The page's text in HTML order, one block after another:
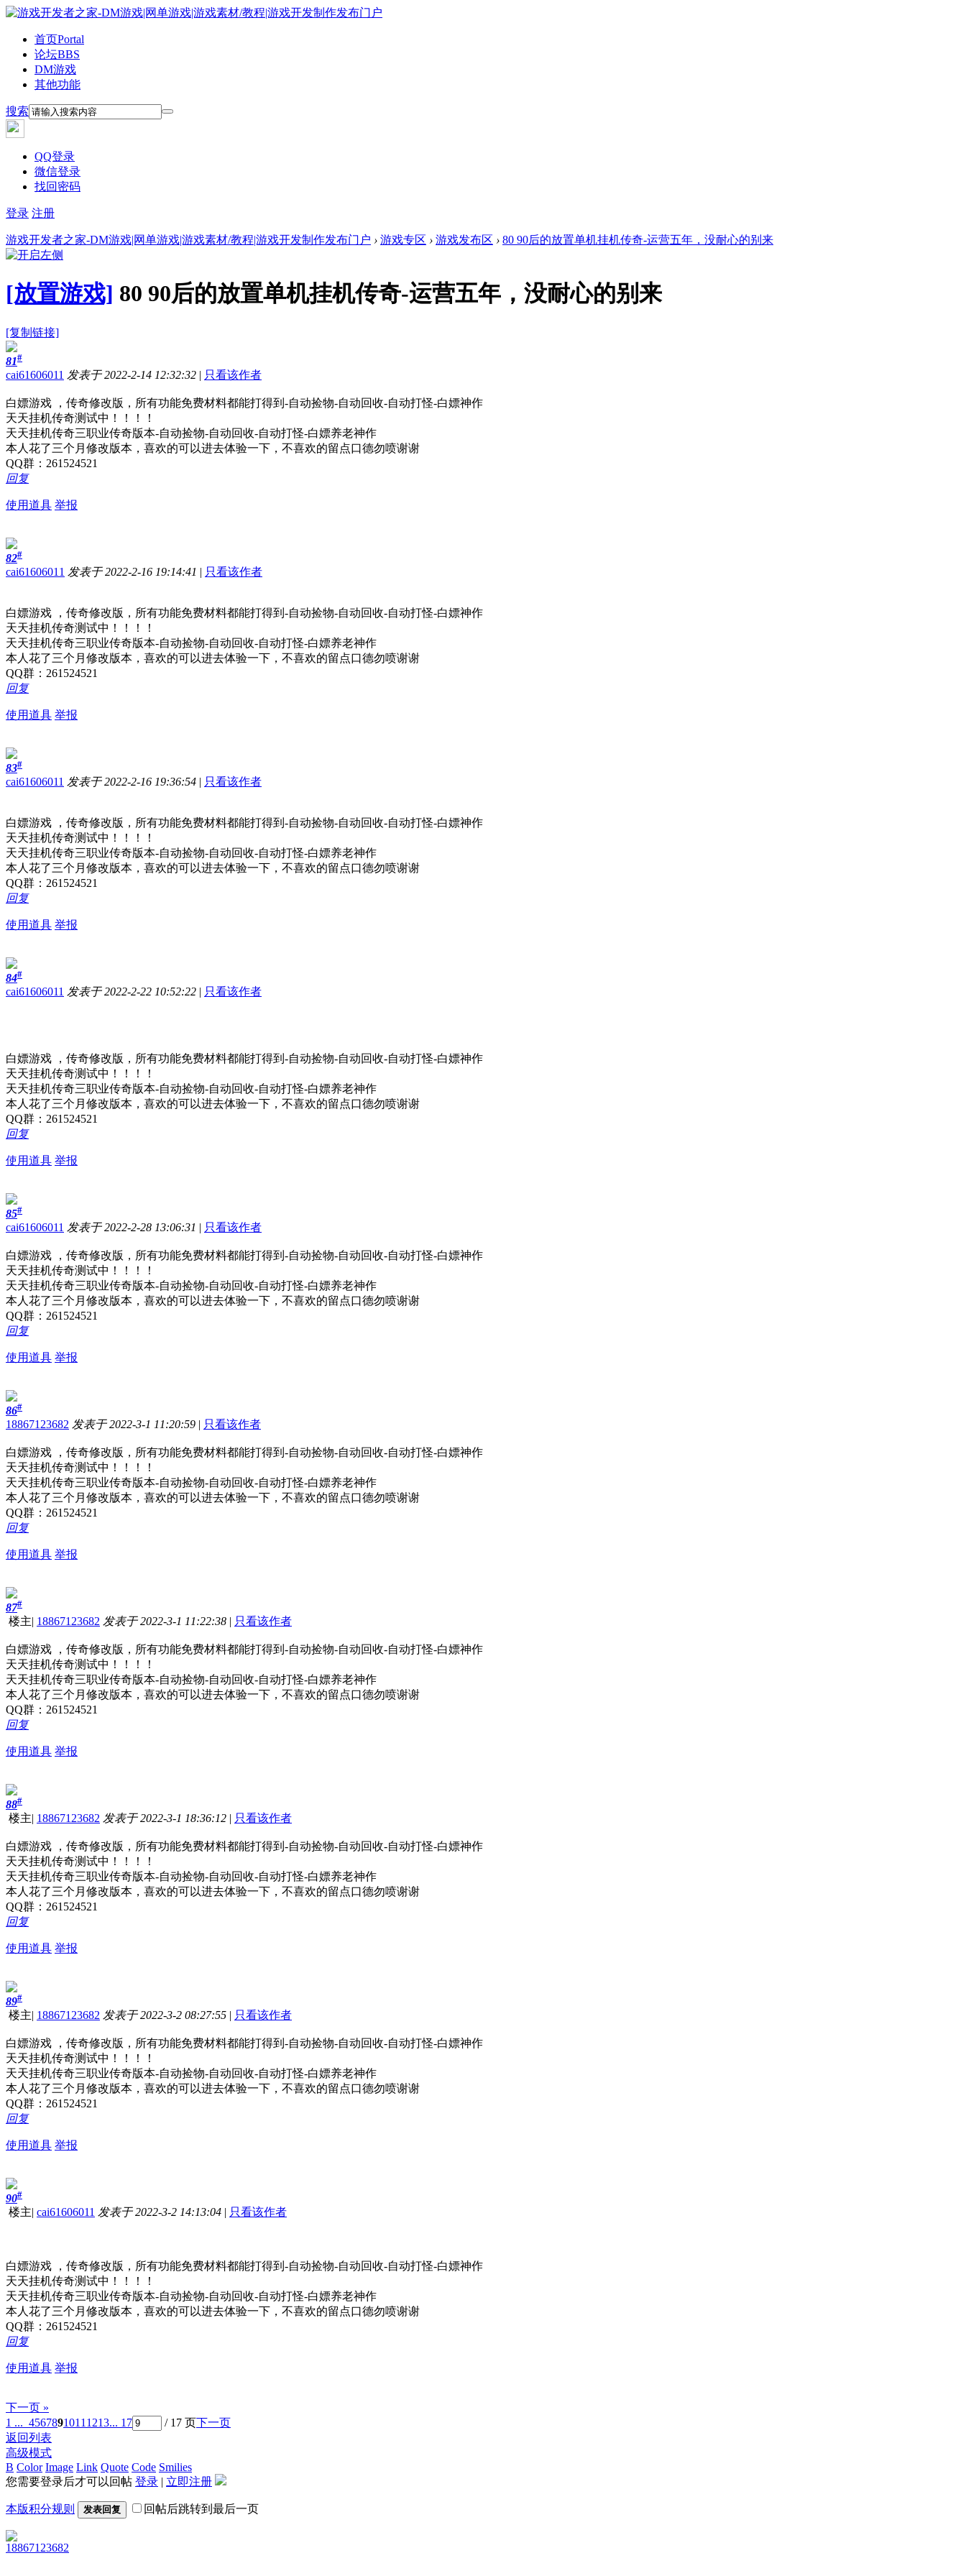
首页Portal
论坛BBS
DM游戏
其他功能
搜索
QQ登录
微信登录
找回密码
登录 注册
游戏开发者之家-DM游戏|网单游戏|游戏素材/教程|游戏开发制作发布门户 › 游戏专区 › 游戏发布区 › 80 90后的放置单机挂机传奇-运营五年，没耐心的别来
[放置游戏] 80 90后的放置单机挂机传奇-运营五年，没耐心的别来
[复制链接]
81#
cai61606011 发表于 2022-2-14 12:32:32 | 只看该作者
白嫖游戏 ，传奇修改版，所有功能免费材料都能打得到-自动捡物-自动回收-自动打怪-白嫖神作
天天挂机传奇测试中！！！！
天天挂机传奇三职业传奇版本-自动捡物-自动回收-自动打怪-白嫖养老神作
本人花了三个月修改版本，喜欢的可以进去体验一下，不喜欢的留点口德勿喷谢谢
QQ群：261524521
回复
使用道具 举报
82#
cai61606011 发表于 2022-2-16 19:14:41 | 只看该作者
白嫖游戏 ，传奇修改版，所有功能免费材料都能打得到-自动捡物-自动回收-自动打怪-白嫖神作
天天挂机传奇测试中！！！！
天天挂机传奇三职业传奇版本-自动捡物-自动回收-自动打怪-白嫖养老神作
本人花了三个月修改版本，喜欢的可以进去体验一下，不喜欢的留点口德勿喷谢谢
QQ群：261524521
回复
使用道具 举报
83#
cai61606011 发表于 2022-2-16 19:36:54 | 只看该作者
白嫖游戏 ，传奇修改版，所有功能免费材料都能打得到-自动捡物-自动回收-自动打怪-白嫖神作
天天挂机传奇测试中！！！！
天天挂机传奇三职业传奇版本-自动捡物-自动回收-自动打怪-白嫖养老神作
本人花了三个月修改版本，喜欢的可以进去体验一下，不喜欢的留点口德勿喷谢谢
QQ群：261524521
回复
使用道具 举报
84#
cai61606011 发表于 2022-2-22 10:52:22 | 只看该作者
白嫖游戏 ，传奇修改版，所有功能免费材料都能打得到-自动捡物-自动回收-自动打怪-白嫖神作
天天挂机传奇测试中！！！！
天天挂机传奇三职业传奇版本-自动捡物-自动回收-自动打怪-白嫖养老神作
本人花了三个月修改版本，喜欢的可以进去体验一下，不喜欢的留点口德勿喷谢谢
QQ群：261524521
回复
使用道具 举报
85#
cai61606011 发表于 2022-2-28 13:06:31 | 只看该作者
白嫖游戏 ，传奇修改版，所有功能免费材料都能打得到-自动捡物-自动回收-自动打怪-白嫖神作
天天挂机传奇测试中！！！！
天天挂机传奇三职业传奇版本-自动捡物-自动回收-自动打怪-白嫖养老神作
本人花了三个月修改版本，喜欢的可以进去体验一下，不喜欢的留点口德勿喷谢谢
QQ群：261524521
回复
使用道具 举报
86#
18867123682 发表于 2022-3-1 11:20:59 | 只看该作者
白嫖游戏 ，传奇修改版，所有功能免费材料都能打得到-自动捡物-自动回收-自动打怪-白嫖神作
天天挂机传奇测试中！！！！
天天挂机传奇三职业传奇版本-自动捡物-自动回收-自动打怪-白嫖养老神作
本人花了三个月修改版本，喜欢的可以进去体验一下，不喜欢的留点口德勿喷谢谢
QQ群：261524521
回复
使用道具 举报
87#
楼主| 18867123682 发表于 2022-3-1 11:22:38 | 只看该作者
白嫖游戏 ，传奇修改版，所有功能免费材料都能打得到-自动捡物-自动回收-自动打怪-白嫖神作
天天挂机传奇测试中！！！！
天天挂机传奇三职业传奇版本-自动捡物-自动回收-自动打怪-白嫖养老神作
本人花了三个月修改版本，喜欢的可以进去体验一下，不喜欢的留点口德勿喷谢谢
QQ群：261524521
回复
使用道具 举报
88#
楼主| 18867123682 发表于 2022-3-1 18:36:12 | 只看该作者
白嫖游戏 ，传奇修改版，所有功能免费材料都能打得到-自动捡物-自动回收-自动打怪-白嫖神作
天天挂机传奇测试中！！！！
天天挂机传奇三职业传奇版本-自动捡物-自动回收-自动打怪-白嫖养老神作
本人花了三个月修改版本，喜欢的可以进去体验一下，不喜欢的留点口德勿喷谢谢
QQ群：261524521
回复
使用道具 举报
89#
楼主| 18867123682 发表于 2022-3-2 08:27:55 | 只看该作者
白嫖游戏 ，传奇修改版，所有功能免费材料都能打得到-自动捡物-自动回收-自动打怪-白嫖神作
天天挂机传奇测试中！！！！
天天挂机传奇三职业传奇版本-自动捡物-自动回收-自动打怪-白嫖养老神作
本人花了三个月修改版本，喜欢的可以进去体验一下，不喜欢的留点口德勿喷谢谢
QQ群：261524521
回复
使用道具 举报
90#
楼主| cai61606011 发表于 2022-3-2 14:13:04 | 只看该作者
白嫖游戏 ，传奇修改版，所有功能免费材料都能打得到-自动捡物-自动回收-自动打怪-白嫖神作
天天挂机传奇测试中！！！！
天天挂机传奇三职业传奇版本-自动捡物-自动回收-自动打怪-白嫖养老神作
本人花了三个月修改版本，喜欢的可以进去体验一下，不喜欢的留点口德勿喷谢谢
QQ群：261524521
回复
使用道具 举报
下一页 »
1 ... 4567891011 1213... 17 / 17 页下一页
返回列表
高级模式
B Color Image Link Quote Code Smilies
您需要登录后才可以回帖 登录 | 立即注册
本版积分规则 发表回复 回帖后跳转到最后一页
18867123682